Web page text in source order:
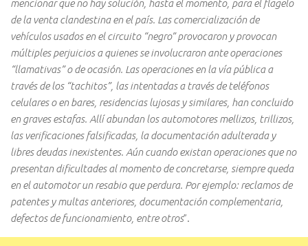
mencionar que no hay solución, hasta el momento, para el flagelo
de la venta clandestina en el país. Las comercialización de
vehículos usados en el circuito “negro” provocaron y provocan
múltiples perjuicios a quienes se involucraron ante operaciones
“llamativas” o de ocasión. Las operaciones en la vía pública a
través de los “tachitos”, las intentadas a través de teléfonos
celulares o en bares, residencias lujosas y similares, han concluido
en graves estafas. Allí abundan los automotores mellizos, trillizos,
las verificaciones falsificadas, la documentación adulterada y
libres deudas inexistentes. Aún cuando existan operaciones que no
presentan dificultades al momento de concretarse, siempre queda
en el automotor un resabio que perdura. Por ejemplo: reclamos de
patentes y multas anteriores, documentación complementaria,
defectos de funcionamiento, entre otros”.